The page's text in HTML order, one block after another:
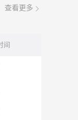
查看更多
间